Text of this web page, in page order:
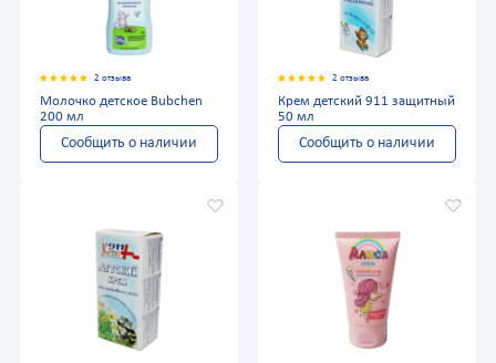
2 отзыва
Молочко детское Bubchen
200 мл
Сообщить о наличии
2 отзыва
Крем детский 911 защитный
50 мл
Сообщить о наличии